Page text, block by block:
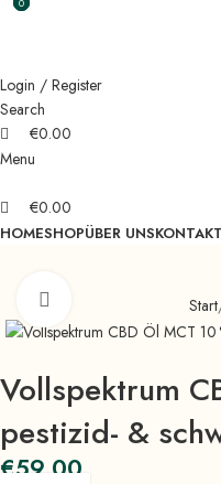
ADD ANYTHING HERE OR
Login / Register
Search
€0.00
Menu
€0.00
HOMESHOPÜBER UNSKONTAKT
Start
Vollspektrum
pestizid- &
€59.00